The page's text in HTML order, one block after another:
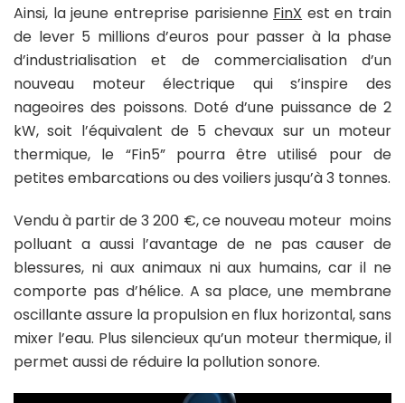
Ainsi, la jeune entreprise parisienne FinX est en train
de lever 5 millions d’euros pour passer à la phase
d’industrialisation et de commercialisation d’un
nouveau moteur électrique qui s’inspire des
nageoires des poissons. Doté d’une puissance de 2
kW, soit l’équivalent de 5 chevaux sur un moteur
thermique, le “Fin5” pourra être utilisé pour de
petites embarcations ou des voiliers jusqu’à 3 tonnes.
Vendu à partir de 3 200 €, ce nouveau moteur moins
polluant a aussi l’avantage de ne pas causer de
blessures, ni aux animaux ni aux humains, car il ne
comporte pas d’hélice. A sa place, une membrane
oscillante assure la propulsion en flux horizontal, sans
mixer l’eau. Plus silencieux qu’un moteur thermique, il
permet aussi de réduire la pollution sonore.